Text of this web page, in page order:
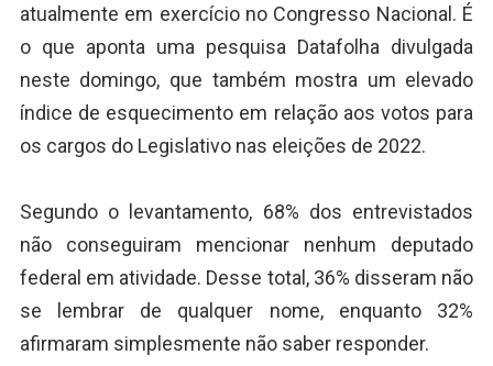
atualmente em exercício no Congresso Nacional. É
o que aponta uma pesquisa Datafolha divulgada
neste domingo, que também mostra um elevado
índice de esquecimento em relação aos votos para
os cargos do Legislativo nas eleições de 2022.
Segundo o levantamento, 68% dos entrevistados
não conseguiram mencionar nenhum deputado
federal em atividade. Desse total, 36% disseram não
se lembrar de qualquer nome, enquanto 32%
afirmaram simplesmente não saber responder.